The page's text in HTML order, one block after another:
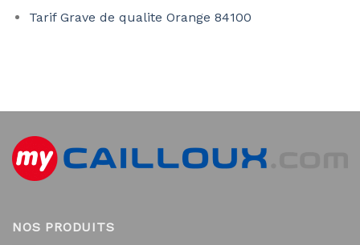
Tarif Grave de qualite Orange 84100
NOS PRODUITS